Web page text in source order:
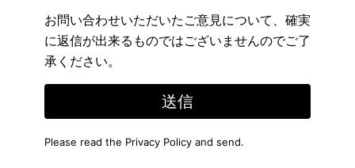
お問い合わせいただいたご意見について、確実
に返信が出来るものではございませんのでご了
承ください。
送信
Please read the Privacy Policy and send.